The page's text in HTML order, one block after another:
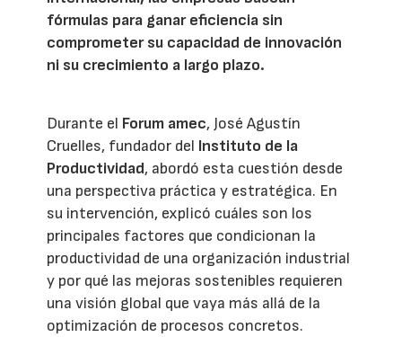
fórmulas para ganar eficiencia sin
comprometer su capacidad de innovación
ni su crecimiento a largo plazo.
Durante el Forum amec, José Agustín
Cruelles, fundador del Instituto de la
Productividad, abordó esta cuestión desde
una perspectiva práctica y estratégica. En
su intervención, explicó cuáles son los
principales factores que condicionan la
productividad de una organización industrial
y por qué las mejoras sostenibles requieren
una visión global que vaya más allá de la
optimización de procesos concretos.